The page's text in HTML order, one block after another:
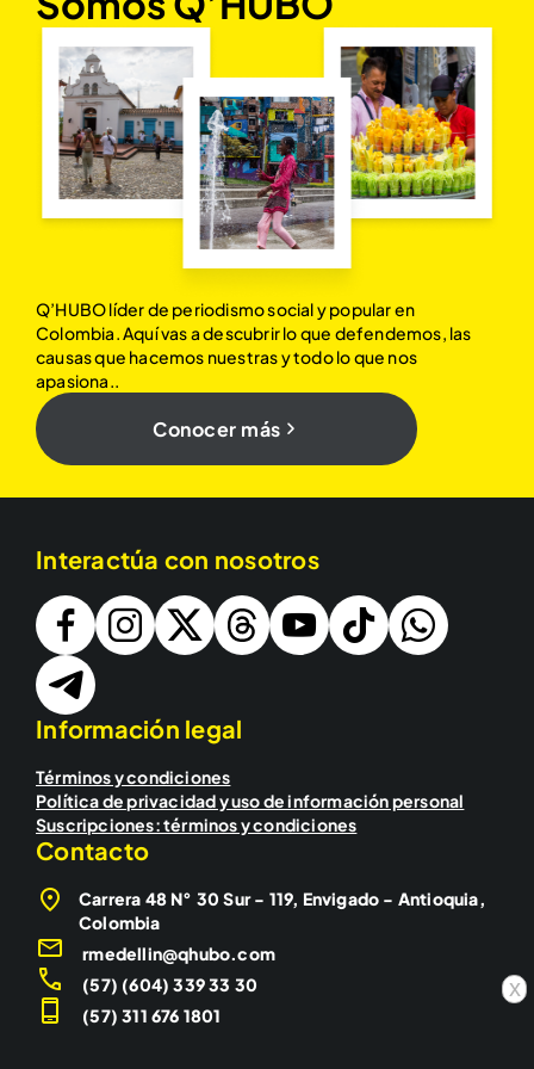
x
Q’HUBO líder de periodismo social y popular en
Colombia. Aquí vas a descubrir lo que defendemos, las
causas que hacemos nuestras y todo lo que nos
apasiona..
Conocer más
Interactúa con nosotros
Información legal
Términos y condiciones
Política de privacidad y uso de información personal
Suscripciones: términos y condiciones
Contacto
Carrera 48 N° 30 Sur - 119, Envigado - Antioquia,
Colombia
rmedellin@qhubo.com
(57) (604) 339 33 30
(57) 311 676 1801